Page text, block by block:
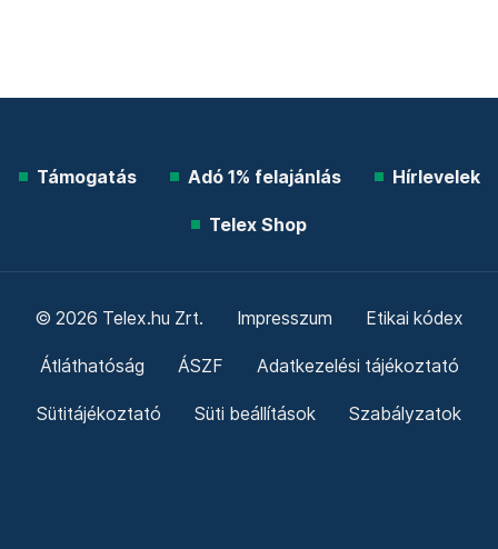
Támogatás Adó 1% felajánlás Hírlevelek
Telex Shop
© 2026 Telex.hu Zrt. Impresszum Etikai kódex
Átláthatóság ÁSZF Adatkezelési tájékoztató
Sütitájékoztató Süti beállítások Szabályzatok